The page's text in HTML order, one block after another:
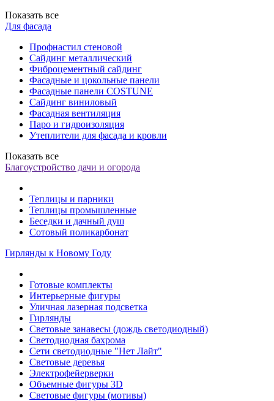
Показать все
Для фасада
Профнастил стеновой
Сайдинг металлический
Фиброцементный сайдинг
Фасадные и цокольные панели
Фасадные панели COSTUNE
Сайдинг виниловый
Фасадная вентиляция
Паро и гидроизоляция
Утеплители для фасада и кровли
Показать все
Благоустройство дачи и огорода
Теплицы и парники
Теплицы промышленные
Беседки и дачный душ
Сотовый поликарбонат
Гирлянды к Новому Году
Готовые комплекты
Интерьерные фигуры
Уличная лазерная подсветка
Гирлянды
Световые занавесы (дождь светодиодный)
Светодиодная бахрома
Сети светодиодные "Нет Лайт"
Световые деревья
Электрофейерверки
Объемные фигуры 3D
Световые фигуры (мотивы)